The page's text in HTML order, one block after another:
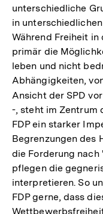
unterschiedliche
in
Während Freiheit
primär die
leben und nicht
Abhängigkeiten,
Ansicht der SPD
-, steht im Zentrum
FDP ein starker
Begrenzungen des
die Forderung nach
pflegen die
interpretieren. So
FDP gerne, dass